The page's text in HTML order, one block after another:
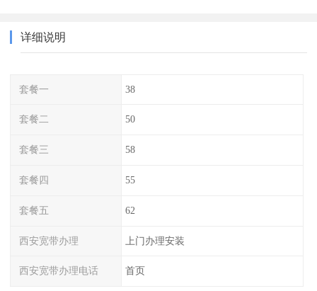
详细说明
套餐一 38
套餐二 50
套餐三 58
套餐四 55
套餐五 62
西安宽带办理 上门办理安装
西安宽带办理电话 首页